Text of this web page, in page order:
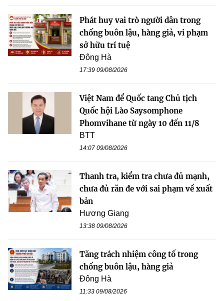
Phát huy vai trò người dân trong
chống buôn lậu, hàng giả, vi phạm
sở hữu trí tuệ
Đông Hà
17:39 09/08/2026
Việt Nam để Quốc tang Chủ tịch
Quốc hội Lào Saysomphone
Phomvihane từ ngày 10 đến 11/8
BTT
14:07 09/08/2026
Thanh tra, kiểm tra chưa đủ mạnh,
chưa đủ răn đe với sai phạm về xuất
bản
Hương Giang
13:38 09/08/2026
Tăng trách nhiệm công tố trong
chống buôn lậu, hàng giả
Đông Hà
11:33 09/08/2026